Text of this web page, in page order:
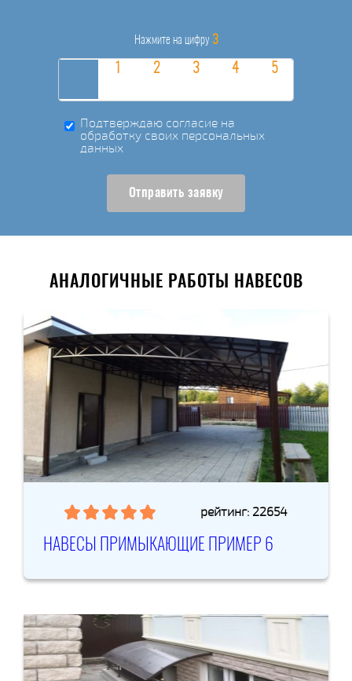
Нажмите на цифру 3
Подтверждаю согласие на
обработку своих персональных
данных
Отправить заявку
АНАЛОГИЧНЫЕ РАБОТЫ НАВЕСОВ
рейтинг: 22654
НАВЕСЫ ПРИМЫКАЮЩИЕ ПРИМЕР 6